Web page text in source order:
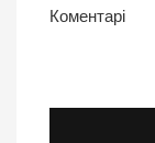
Коментарі